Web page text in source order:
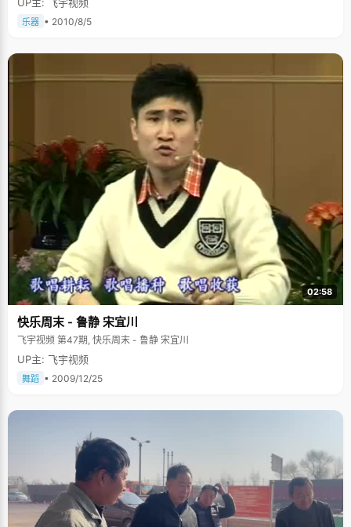
UP主: 飞宇视频
乐器 • 2010/8/5
02:58
快乐周末 - 鲁静 宋宜川
飞宇视频 第47期, 快乐周末 - 鲁静 宋宜川
UP主: 飞宇视频
舞蹈 • 2009/12/25